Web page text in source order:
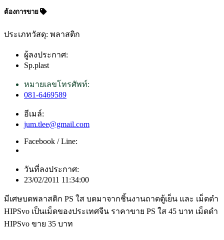
ต้องการขาย
ประเภทวัสดุ: พลาสติก
ผู้ลงประกาศ:
Sp.plast
หมายเลขโทรศัพท์:
081-6469589
อีเมล์:
jum.tlee@gmail.com
Facebook / Line:
วันที่ลงประกาศ:
23/02/2011 11:34:00
มีเศษบดพลาสติก PS ใส บดมาจากชิ้นงานถาดตู้เย็น และ เม็ดดำ
HIPSvo เป็นเม็ดของประเทศจีน ราคาขาย PS ใส 45 บาท เม็ดดำ
HIPSvo ขาย 35 บาท